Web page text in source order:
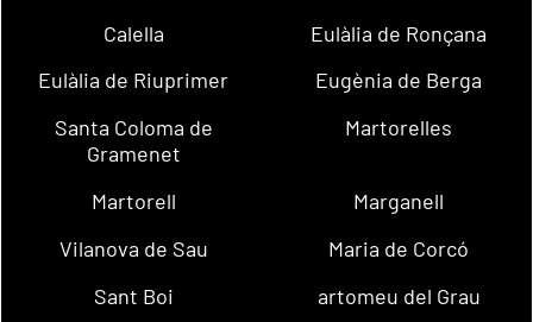
Calella
Eulàlia de Ronçana
Eulàlia de Riuprimer
Eugènia de Berga
Santa Coloma de
Gramenet
Martorelles
Martorell
Marganell
Vilanova de Sau
Maria de Corcó
Sant Boi
artomeu del Grau